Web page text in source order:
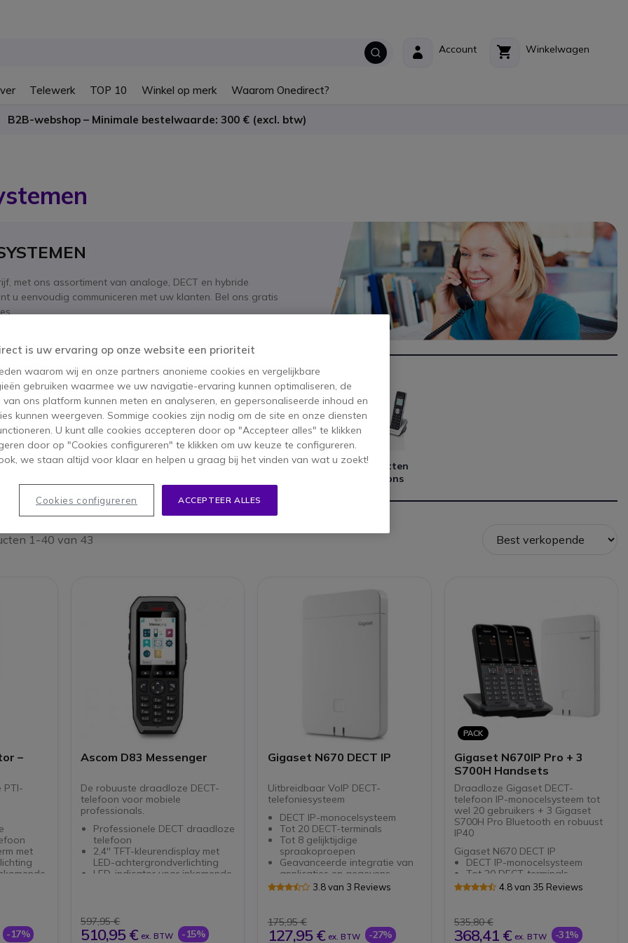
Winkelwagen
Account
Telewerk TOP 10 Winkel op merk Waarom Onedirect?
B2B-webshop – Minimale bestelwaarde: 300 € (excl. btw)
met ons assortiment van analoge, DECT en hybride
u eenvoudig communiceren met uw klanten. Bel ons gratis
Analoge
DECT
Startpakketten
met telefoons
1-40 van 43
–
PTI-
met
met
-17%
Ascom D83 Messenger
De robuuste draadloze DECT-
telefoon voor mobiele
professionals.
Professionele DECT draadloze
telefoon
2,4'' TFT-kleurendisplay met
LED-achtergrondverlichting
LED-indicator voor inkomende
Ruisonderdrukkende
luidspreker en microfoons
597,95 €
510,95 € ex. BTW -15%
Gigaset N670 DECT IP
Uitbreidbaar VoIP DECT-
telefoniesysteem
DECT IP-monocelsysteem
Tot 20 DECT-terminals
Tot 8 gelijktijdige
spraakoproepen
Geavanceerde integratie van
applicaties en gegevens
Power over Ethernet (PoE)
terminals
3.8 van 3 Reviews
175,95 €
127,95 € ex. BTW -27%
PACK
Gigaset N670IP Pro + 3
S700H Handsets
Draadloze Gigaset DECT-
telefoon IP-monocelsysteem tot
wel 20 gebruikers + 3 Gigaset
S700H Pro Bluetooth en robuust
IP40
Gigaset N670 DECT IP
DECT IP-monocelsysteem
Tot 20 DECT-terminals
Tot 8 gelijktijdige
applicaties en gegevens
Power over Ethernet (PoE)
4.8 van 35 Reviews
535,80 €
368,41 € ex. BTW -31%
is uw ervaring op onze website een prioriteit
waarom wij en onze partners anonieme cookies en vergelijkbare
gebruiken waarmee we uw navigatie-ervaring kunnen optimaliseren, de
ons platform kunnen meten en analyseren, en gepersonaliseerde inhoud en
kunnen weergeven. Sommige cookies zijn nodig om de site en onze diensten
U kunt alle cookies accepteren door op "Accepteer alles" te klikken
door op "Cookies configureren" te klikken om uw keuze te configureren.
we staan altijd voor klaar en helpen u graag bij het vinden van wat u zoekt!
ACCEPTEER ALLES
Cookies configureren